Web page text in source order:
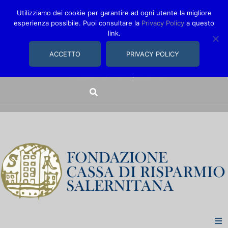
comunica@fondazionecarisal.it089 230611
Utilizziamo dei cookie per garantire ad ogni utente la migliore
esperienza possibile. Puoi consultare la Privacy Policy a questo
link.
ACCETTO PRIVACY POLICY